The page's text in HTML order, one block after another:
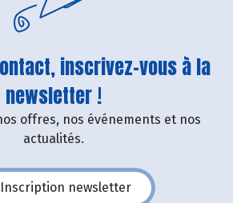
inscrivez-vous à la
newsletter !
offres, nos événements et nos
actualités.
Inscription newsletter